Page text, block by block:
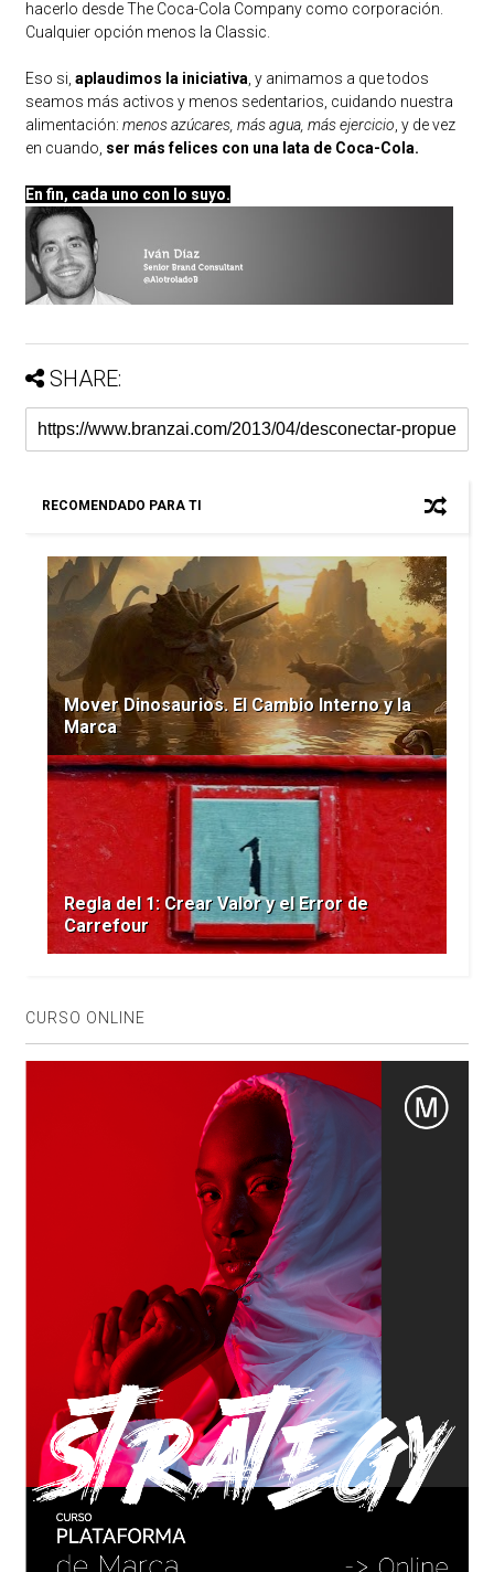
hacerlo desde The Coca-Cola Company como corporación.
Cualquier opción menos la Classic.
Eso si, aplaudimos la iniciativa, y animamos a que todos
seamos más activos y menos sedentarios, cuidando nuestra
alimentación: menos azúcares, más agua, más ejercicio, y de vez
en cuando, ser más felices con una lata de Coca-Cola.
En fin, cada uno con lo suyo.
SHARE:
RECOMENDADO PARA TI
Mover Dinosaurios. El Cambio Interno y la
Marca
Regla del 1: Crear Valor y el Error de
Carrefour
CURSO ONLINE